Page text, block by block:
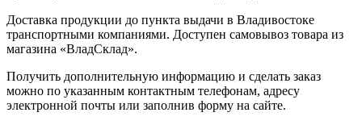
Доставка продукции до пункта выдачи в Владивостоке
транспортными компаниями. Доступен самовывоз товара из
магазина «ВладСклад».
Получить дополнительную информацию и сделать заказ
можно по указанным контактным телефонам, адресу
электронной почты или заполнив форму на сайте.